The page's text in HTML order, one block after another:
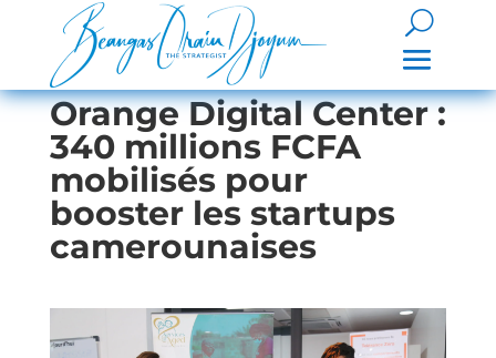
Orange Digital Center :
340 millions FCFA
mobilisés pour
booster les startups
camerounaises